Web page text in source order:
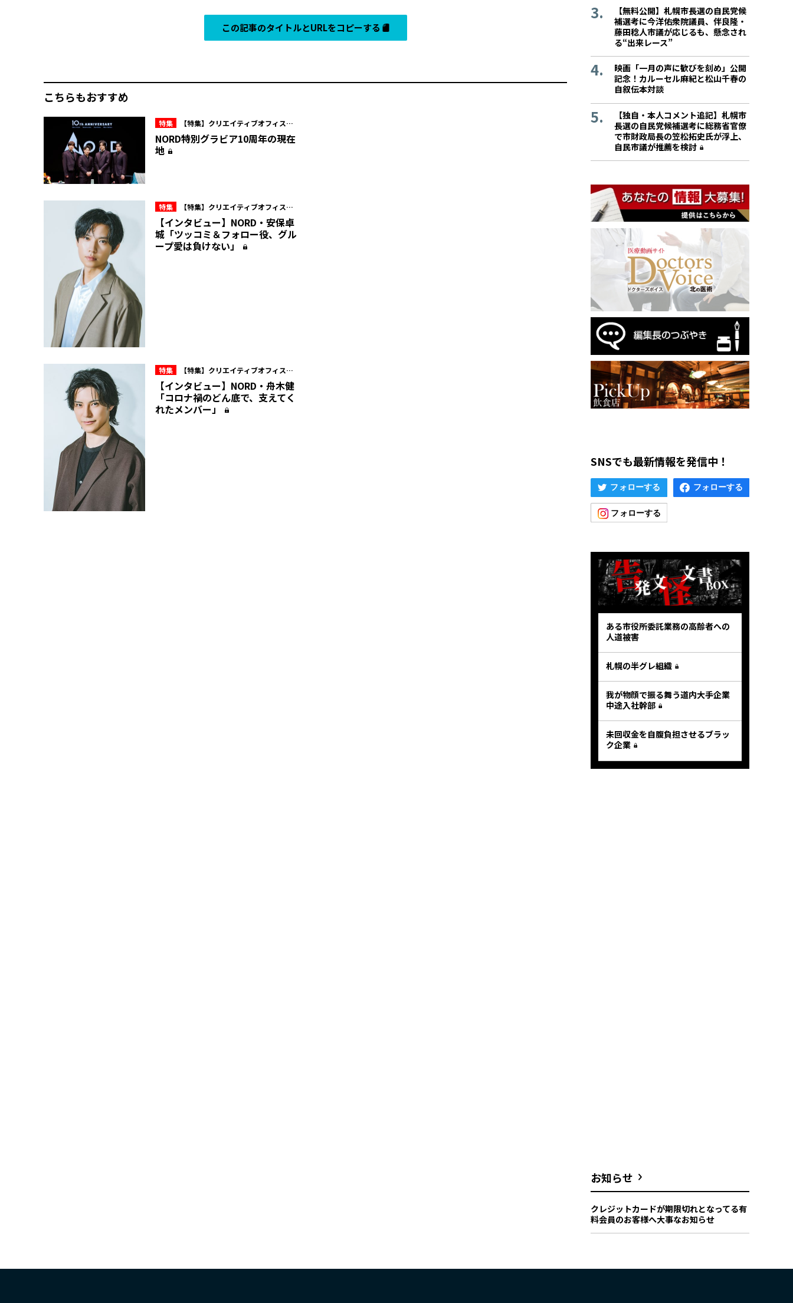
この記事のタイトルとURLをコピーする
こちらもおすすめ
特集
【特集】クリエイティブオフィスキ
ュー所属・NORD 10周年の現在地
NORD特別グラビア――10周年の現在
地――
特集
【特集】クリエイティブオフィスキ
ュー所属・NORD 10周年の現在地
【インタビュー】NORD・安保卓
城「ツッコミ＆フォロー役、グル
ープ愛は負けない」
特集
【特集】クリエイティブオフィスキ
ュー所属・NORD 10周年の現在地
【インタビュー】NORD・舟木健
「コロナ禍のどん底で、支えてく
れたメンバー」
【無料公開】札幌市長選の自民党候
補選考に今洋佑衆院議員、伴良隆・
藤田稔人市議が応じるも、懸念され
る“出来レース”
映画「一月の声に歓びを刻め」公開
記念！カルーセル麻紀と松山千春の
自叙伝本対談
【独自・本人コメント追記】札幌市
長選の自民党候補選考に総務省官僚
で市財政局長の笠松拓史氏が浮上、
自民市議が推薦を検討
SNSでも最新情報を発信中！
ある市役所委託業務の高齢者への
人道被害
札幌の半グレ組織
我が物顔で振る舞う道内大手企業
中途入社幹部
未回収金を自腹負担させるブラッ
ク企業
お知らせ
クレジットカードが期限切れとなってる有
料会員のお客様へ大事なお知らせ